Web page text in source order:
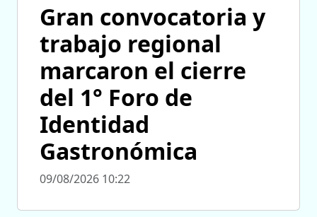
Gran convocatoria y
trabajo regional
marcaron el cierre
del 1° Foro de
Identidad
Gastronómica
09/08/2026 10:22